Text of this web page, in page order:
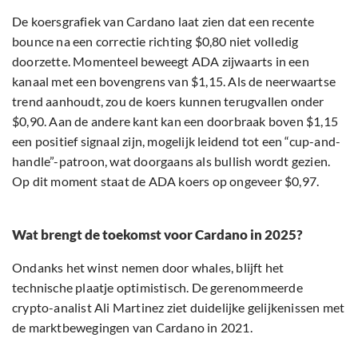
De koersgrafiek van Cardano laat zien dat een recente
bounce na een correctie richting $0,80 niet volledig
doorzette. Momenteel beweegt ADA zijwaarts in een
kanaal met een bovengrens van $1,15. Als de neerwaartse
trend aanhoudt, zou de koers kunnen terugvallen onder
$0,90. Aan de andere kant kan een doorbraak boven $1,15
een positief signaal zijn, mogelijk leidend tot een “cup-and-
handle”-patroon, wat doorgaans als bullish wordt gezien.
Op dit moment staat de ADA koers op ongeveer $0,97.
Wat brengt de toekomst voor Cardano in 2025?
Ondanks het winst nemen door whales, blijft het
technische plaatje optimistisch. De gerenommeerde
crypto-analist Ali Martinez ziet duidelijke gelijkenissen met
de marktbewegingen van Cardano in 2021.